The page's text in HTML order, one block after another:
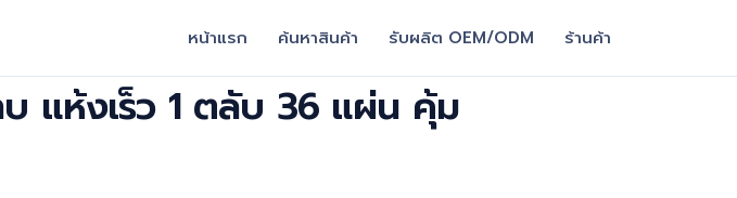
หน้าแรก ค้นหาสินค้า รับผลิต OEM/ODM ร้านค้า
แห้งเร็ว 1 ตลับ 36 แผ่น คุ้ม